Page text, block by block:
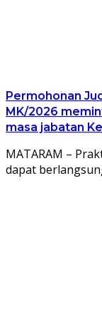
Permohonan
MK/2026
masa jabatan
MATARAM –
dapat